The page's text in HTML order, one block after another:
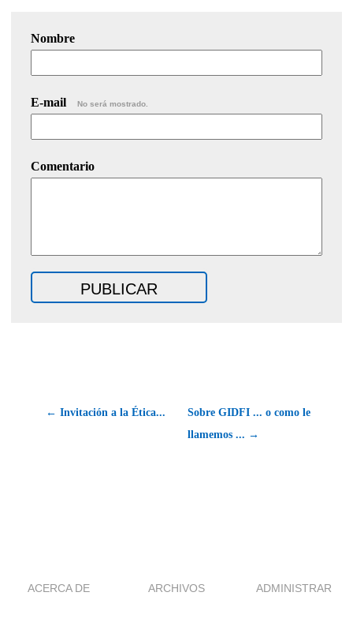
Nombre
E-mail No será mostrado.
Comentario
← Invitación a la Ética...
Sobre GIDFI ... o como le
llamemos ... →
ACERCA DE ARCHIVOS ADMINISTRAR